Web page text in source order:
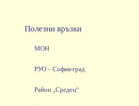
Полезни връзки
МОН
РУО – София-град
Район „Средец“